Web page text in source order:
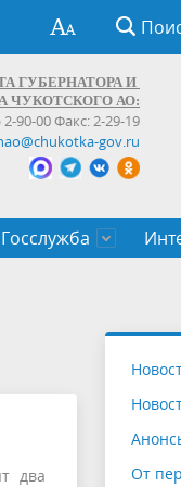
ГУБЕРНАТОРА И
ЧУКОТСКОГО АО:
2-90-00 Факс: 2-29-19
gov.ru
Госслужба
служащих
два
От